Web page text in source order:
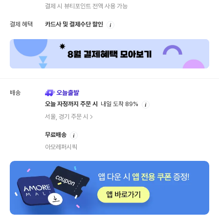
결제 시 뷰티포인트 전액 사용 가능
결제 혜택 카드사 및 결제수단 할인
배송
오늘 자정까지 주문 시
내일 도착 89%
서울, 경기 주문 시
무료배송
아모레퍼시픽